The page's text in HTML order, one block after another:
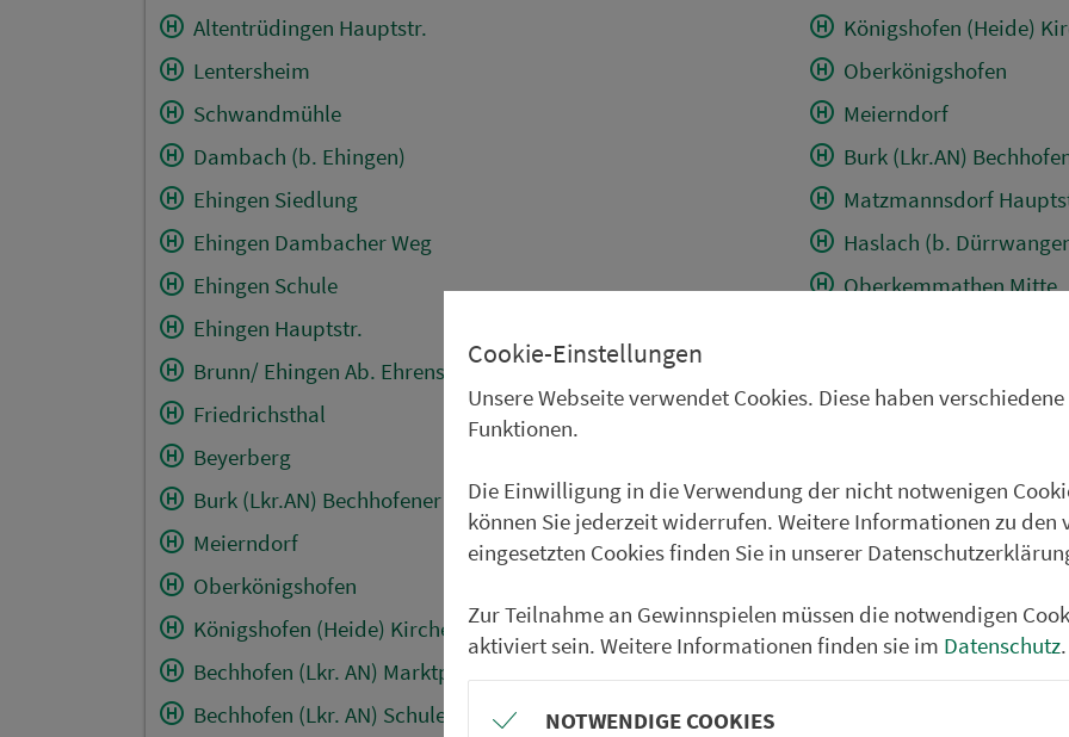
Altentrüdingen Hauptstr.
Lentersheim
Schwandmühle
Dambach (b. Ehingen)
Ehingen Siedlung
Ehingen Dambacher Weg
Ehingen Schule
Ehingen Hauptstr.
Brunn/ Ehingen Ab. Ehrenschwin
Friedrichsthal
Beyerberg
Burk (Lkr.AN) Bechhofener Str.
Meierndorf
Oberkönigshofen
Königshofen (Heide) Kirche
Bechhofen (Lkr. AN) Marktplatz
Bechhofen (Lkr. AN) Schule
Königshofen (Heide)
Oberkönigshofen
Meierndorf
Burk (Lkr.AN)
Matzmannsdorf
Haslach (b.
Oberkemmathen Mitte
Ammelbruch
Grüb (b. Wittelshofen)
Beyerberg
Brunn/ Ehingen Ab.
Cookie-Einstellungen
Unsere Webseite verwendet Cookies. Diese haben verschiedene
Funktionen.
Die Einwilligung in die Verwendung der nicht notwenigen
können Sie jederzeit widerrufen. Weitere Informationen zu den
eingesetzten Cookies finden Sie in unserer
Zur Teilnahme an Gewinnspielen müssen die notwendigen
aktiviert sein. Weitere Informationen finden sie im Datenschutz.
NOTWENDIGE COOKIES